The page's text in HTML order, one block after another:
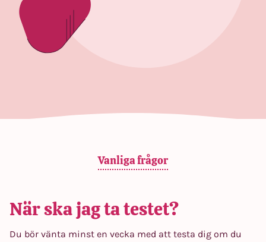
Vanliga frågor
När ska jag ta testet?
Du bör vänta minst en vecka med att testa dig om du